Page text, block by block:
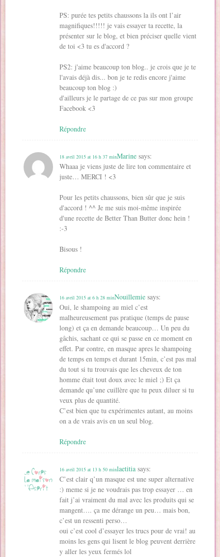
PS: purée tes petits chaussons la ils ont l’air
magnifiques!!!!! je vais essayer ta recette, la
présenter sur le blog, et bien préciser quelle vient
de toi <3 tu es d'accord ?
PS2: j'aime beaucoup ton blog.. je crois que je te
l'avais déjà dis... bon je te redis encore j'aime
beaucoup ton blog :)
d'ailleurs je le partage de ce pas sur mon groupe
Facebook <3
Répondre
Marine says:
18 avril 2015 at 16 h 37 min
Whaaa je viens juste de lire ton commentaire et
juste… MERCI ! <3
Pour les petits chaussons, bien sûr que je suis
d'accord ! ^^ Je me suis moi-même inspirée
d'une recette de Better Than Butter donc hein !
:-3
Bisous !
Répondre
Nouillemie says:
16 avril 2015 at 6 h 28 min
Oui, le shampoing au miel c’est
malheureusement pas pratique (temps de pause
long) et ça en demande beaucoup… Un peu du
gâchis, sachant ce qui se passe en ce moment en
effet. Par contre, en masque apres le shampoing
de temps en temps et durant 15min, c’est pas mal
du tout si tu trouvais que les cheveux de ton
homme était tout doux avec le miel ;) Et ça
demande qu’une cuillère que tu peux diluer si tu
veux plus de quantité.
C’est bien que tu expérimentes autant, au moins
on a de vrais avis en un seul blog.
Répondre
laetitia says:
16 avril 2015 at 13 h 50 min
C’est clair q’un masque est une super alternative
:) meme si je ne voudrais pas trop essayer … en
fait j’ai vraiment du mal avec les produits qui se
mangent…. ça me dérange un peu… mais bon,
c’est un ressenti perso…
oui c’est cool d’essayer les trucs pour de vrai! au
moins les gens qui lisent le blog peuvent derrière
y aller les yeux fermés lol